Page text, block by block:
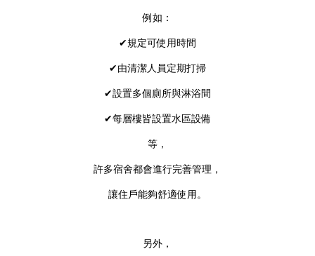
例如：
✔規定可使用時間
✔由清潔人員定期打掃
✔設置多個廁所與淋浴間
✔每層樓皆設置水區設備
等，
許多宿舍都會進行完善管理，
讓住戶能夠舒適使用。
另外，